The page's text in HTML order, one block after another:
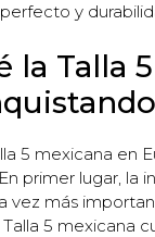
y
la Talla
5 mexicana en
primer lugar, la
vez más
5 mexicana